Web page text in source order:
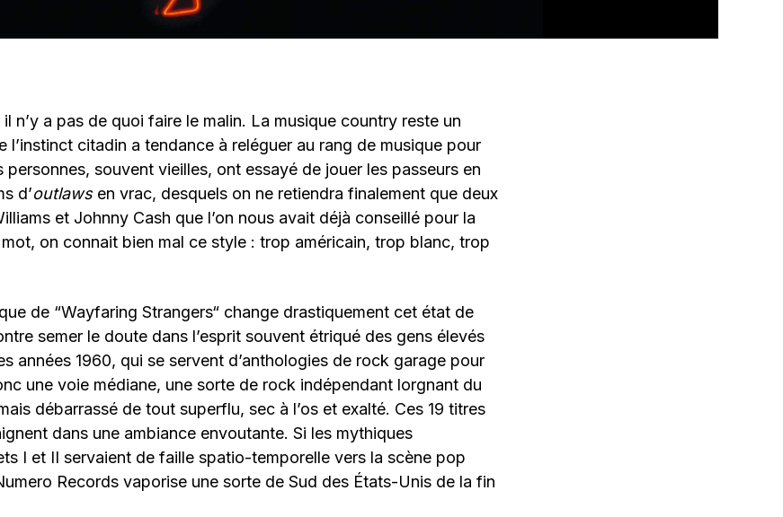
il n’y a pas de quoi faire le malin. La musique country reste un
l’instinct citadin a tendance à reléguer au rang de musique pour
souvent vieilles, ont essayé de jouer les passeurs en
d’outlaws en vrac, desquels on ne retiendra finalement que deux
et Johnny Cash que l’on nous avait déjà conseillé pour la
on connait bien mal ce style : trop américain, trop blanc, trop
de “Wayfaring Strangers“ change drastiquement cet état de
semer le doute dans l’esprit souvent étriqué des gens élevés
années 1960, qui se servent d’anthologies de rock garage pour
une voie médiane, une sorte de rock indépendant lorgnant du
débarrassé de tout superflu, sec à l’os et exalté. Ces 19 titres
dans une ambiance envoutante. Si les mythiques
I et II servaient de faille spatio-temporelle vers la scène pop
Records vaporise une sorte de Sud des États-Unis de la fin